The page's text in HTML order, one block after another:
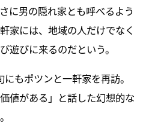
に男の隠れ家とも呼べるよう
家には、地域の人だけでなく
遊びに来るのだという。
もポツンと一軒家を再訪。
値がある」と話した幻想的な